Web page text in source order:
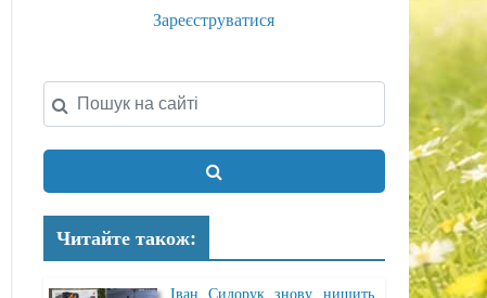
Зареєструватися
Читайте також:
Іван Сидорук знову нищить